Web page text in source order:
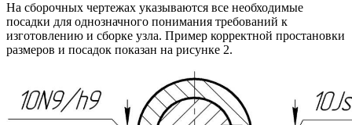
На сборочных чертежах указываются все необходимые
посадки для однозначного понимания требований к
изготовлению и сборке узла. Пример корректной простановки
размеров и посадок показан на рисунке 2.